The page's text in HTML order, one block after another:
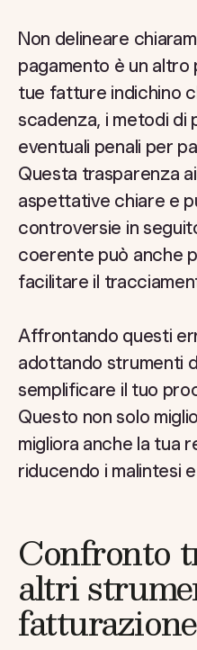
Non delineare
pagamento è un altro
tue fatture indichino
scadenza, i metodi
eventuali penali per
Questa trasparenza
aspettative chiare e
controversie in
coerente può anche
facilitare il
Affrontando questi
adottando strumenti
semplificare il tuo
Questo non solo
migliora anche la tua
riducendo i malintesi
Confronto
altri
fatturazione